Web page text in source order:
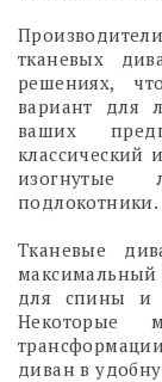
тканевых
решениях,
вариант для
ваших
классический
подлокотники.
Тканевые
для спины и
Некоторые
диван в